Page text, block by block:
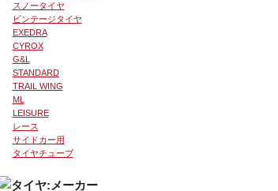
スノータイヤ
ビンテージタイヤ
EXEDRA
CYROX
G&L
STANDARD
TRAIL WING
ML
LEISURE
レース
サイドカー用
タイヤチューブ